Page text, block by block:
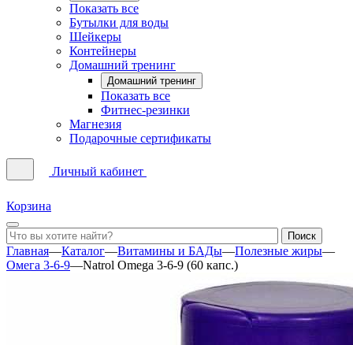
Показать все
Бутылки для воды
Шейкеры
Контейнеры
Домашний тренинг
Домашний тренинг
Показать все
Фитнес-резинки
Магнезия
Подарочные сертификаты
Личный кабинет
Корзина
Главная—Каталог—Витамины и БАДы—Полезные жиры—
Омега 3-6-9—Natrol Omega 3-6-9 (60 капс.)